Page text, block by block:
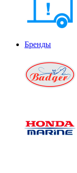
Бренды